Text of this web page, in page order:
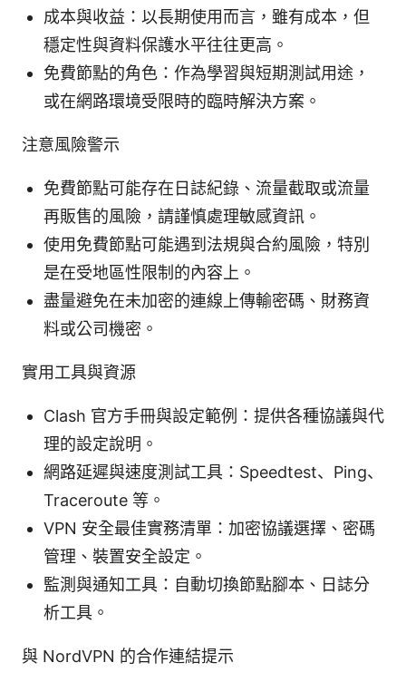
成本與收益：以長期使用而言，雖有成本，但
穩定性與資料保護水平往往更高。
免費節點的角色：作為學習與短期測試用途，
或在網路環境受限時的臨時解決方案。
注意風險警示
免費節點可能存在日誌紀錄、流量截取或流量
再販售的風險，請謹慎處理敏感資訊。
使用免費節點可能遇到法規與合約風險，特別
是在受地區性限制的內容上。
盡量避免在未加密的連線上傳輸密碼、財務資
料或公司機密。
實用工具與資源
Clash 官方手冊與設定範例：提供各種協議與代
理的設定說明。
網路延遲與速度測試工具：Speedtest、Ping、
Traceroute 等。
VPN 安全最佳實務清單：加密協議選擇、密碼
管理、裝置安全設定。
監測與通知工具：自動切換節點腳本、日誌分
析工具。
與 NordVPN 的合作連結提示